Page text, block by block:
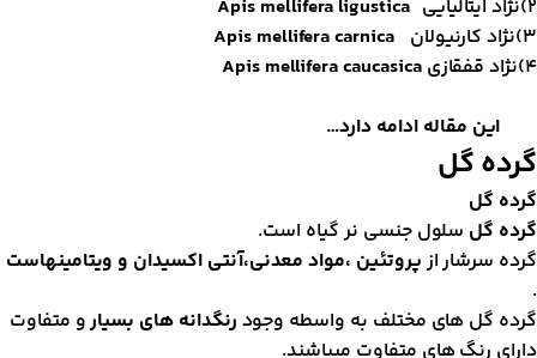
Apis mellifera ligustica
Apis mellifera carnica
Apis mellifera caucasica
مقاله ادامه دارد…
گل
گل
گلسلول جنسی نر گیاه است.
سرشار از پروتئین ،مواد معدنی،آنتی اکسیدان و ویتامینهاست
گل های مختلف به واسطه وجودرنگدانه های بسیارو متفاوت
رنگ های متفاوت میباشند.